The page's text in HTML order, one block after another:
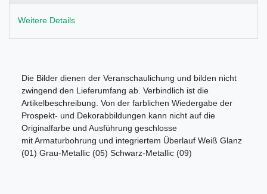
Weitere Details
Die Bilder dienen der Veranschaulichung und bilden nicht
zwingend den Lieferumfang ab. Verbindlich ist die
Artikelbeschreibung. Von der farblichen Wiedergabe der
Prospekt- und Dekorabbildungen kann nicht auf die
Originalfarbe und Ausführung geschlosse
mit Armaturbohrung und integriertem Überlauf Weiß Glanz
(01) Grau-Metallic (05) Schwarz-Metallic (09)